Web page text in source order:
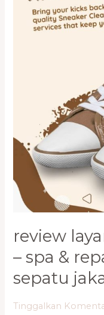
review
– spa &
sepatu
Tinggalkan
Sepatu